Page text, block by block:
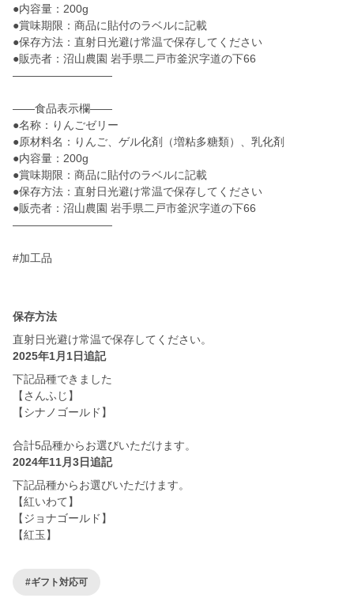
●内容量：200g
●賞味期限：商品に貼付のラベルに記載
●保存方法：直射日光避け常温で保存してください
●販売者：沼山農園 岩手県二戸市釜沢字道の下66
—————————
——食品表示欄——
●名称：りんごゼリー
●原材料名：りんご、ゲル化剤（増粘多糖類）、乳化剤
●内容量：200g
●賞味期限：商品に貼付のラベルに記載
●保存方法：直射日光避け常温で保存してください
●販売者：沼山農園 岩手県二戸市釜沢字道の下66
—————————
#加工品
保存方法
直射日光避け常温で保存してください。
2025年1月1日追記
下記品種できました
【さんふじ】
【シナノゴールド】
合計5品種からお選びいただけます。
2024年11月3日追記
下記品種からお選びいただけます。
【紅いわて】
【ジョナゴールド】
【紅玉】
#ギフト対応可